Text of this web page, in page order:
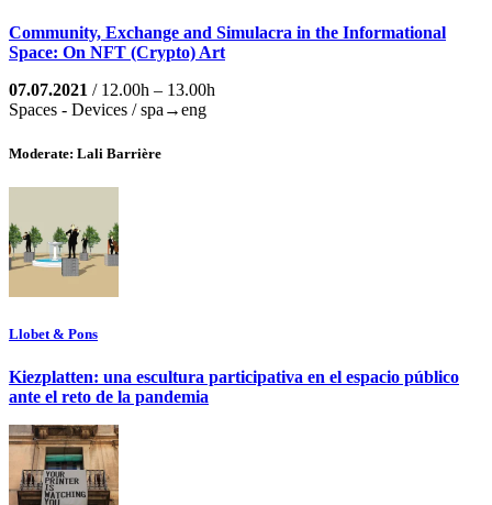
Community, Exchange and Simulacra in the Informational
Space: On NFT (Crypto) Art
07.07.2021 / 12.00h – 13.00h
Spaces - Devices / spa→eng
Moderate: Lali Barrière
Llobet & Pons
Kiezplatten: una escultura participativa en el espacio público
ante el reto de la pandemia